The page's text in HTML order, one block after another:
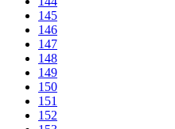
145
146
147
148
149
150
151
152